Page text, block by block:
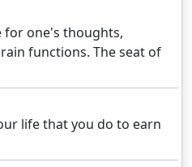
for one's thoughts,
functions. The seat of
life that you do to earn